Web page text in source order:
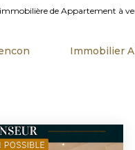
de Appartement à
Immobilier